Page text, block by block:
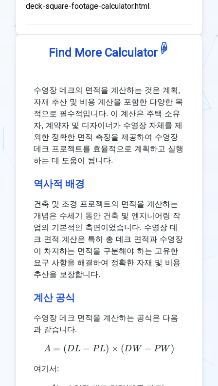
deck-square-footage-calculator.html.
Find More Calculator ☟
수영장 데크의 면적을 계산하는 것은 계획,
자재 추산 및 비용 계산을 포함한 다양한 목
적으로 필수적입니다. 이 계산은 주택 소유
자, 계약자 및 디자이너가 수영장 자체를 제
외한 정확한 면적 측정을 제공하여 수영장
데크 프로젝트를 효율적으로 계획하고 실행
하는 데 도움이 됩니다.
역사적 배경
건축 및 조경 프로젝트의 면적을 계산하는
개념은 수세기 동안 건축 및 엔지니어링 작
업의 기본적인 측면이었습니다. 수영장 데
크 면적 계산은 특히 총 데크 면적과 수영장
이 차지하는 면적을 구분해야 하는 고유한
요구 사항을 해결하여 정확한 자재 및 비용
추산을 보장합니다.
계산 공식
수영장 데크 면적을 계산하는 공식은 다음
과 같습니다.
A = (DL - PL) \times
A = (DL − PL) × (DW − PW)
여기서: